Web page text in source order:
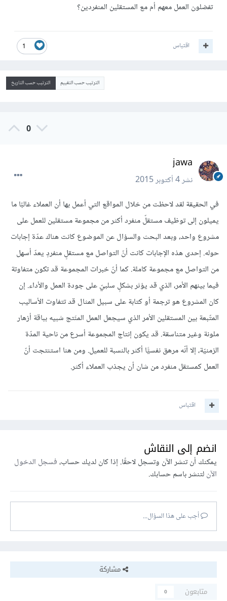
تفضلون العمل معهم أم مع المستقلين المنفردين؟
1 اقتباس
الترتيب حسب التقييم الترتيب حسب التاريخ
0
jawa
نشر4 أكتوبر 2015
في الحقيقة لقد لاحظت من خلال المواقع التي أعمل بها أن العملاء غالبًا ما
يميلون إلى توظيف مستقلّ منفرد أكثر من مجموعة مستقلين للعمل على
مشروع واحد، وبعد البحث والسؤال عن الموضوع كانت هناك عدّة إجابات
حوله. إحدى هذه الإجابات كانت أنّ التواصل مع مستقلٍ منفردٍ يعدّ أسهل
من التواصل مع مجموعة كاملة. كما أنّ خبرات المجموعة قد تكون متفاوتة
فيما بينهم الأمر، الذي قد يؤثر بشكلٍ سلبيّ على جودة العمل والأداء. إن
كان المشروع هو ترجمة أو كتابة على سبيل المثال قد تتفاوت الأساليب
المتّبعة بين المستقلين الأمر الذي سيجعل العمل المنَتج شبيه بباقة أزهار
ملونة وغير متناسقة. قد يكون إنتاج المجموعة أسرع من ناحية المدّة
الزمنيّة، إلا أنّه مرهق نفسيًّا أكثر بالنسبة للعميل. ومن هنا استنتجت أنّ
العمل كمستقل منفرد من شان أن يجذب العملاء أكثر.
اقتباس
انضم إلى النقاش
يمكنك أن تنشر الآن وتسجل لاحقًا. إذا كان لديك حساب،فسجل الدخول
الآنلتنشر باسم حسابك.
أجب على هذا السؤال...
مشاركة
متابعون
0